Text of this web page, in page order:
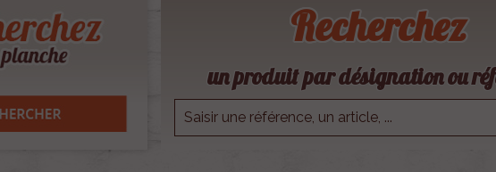
Recherchez
un produit par désignation ou